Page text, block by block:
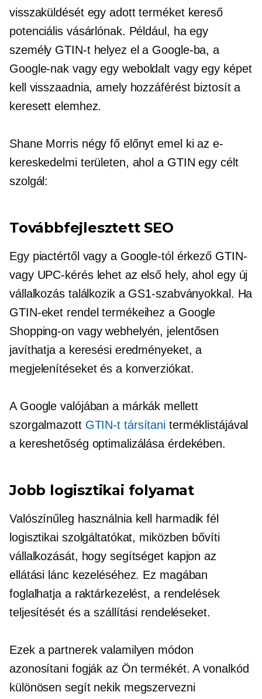
visszaküldését egy adott terméket kereső
potenciális vásárlónak. Például, ha egy
személy GTIN-t helyez el a Google-ba, a
Google-nak vagy egy weboldalt vagy egy képet
kell visszaadnia, amely hozzáférést biztosít a
keresett elemhez.
Shane Morris négy fő előnyt emel ki az e-
kereskedelmi területen, ahol a GTIN egy célt
szolgál:
Továbbfejlesztett SEO
Egy piactértől vagy a Google-tól érkező GTIN-
vagy UPC-kérés lehet az első hely, ahol egy új
vállalkozás találkozik a GS1-szabványokkal. Ha
GTIN-eket rendel termékeihez a Google
Shopping-on vagy webhelyén, jelentősen
javíthatja a keresési eredményeket, a
megjelenítéseket és a konverziókat.
A Google valójában a márkák mellett
szorgalmazott GTIN-t társítani terméklistájával
a kereshetőség optimalizálása érdekében.
Jobb logisztikai folyamat
Valószínűleg használnia kell
harmadik fél
logisztikai szolgáltatókat, miközben bővíti
vállalkozását, hogy segítséget kapjon az
ellátási lánc kezeléséhez. Ez magában
foglalhatja a raktárkezelést, a rendelések
teljesítését és a szállítási rendeléseket.
Ezek a partnerek valamilyen módon
azonosítani fogják az Ön termékét. A vonalkód
különösen segít nekik megszervezni